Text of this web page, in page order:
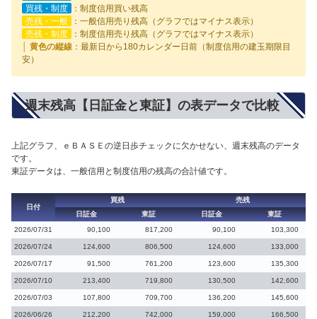
買残・制度
：制度信用買い残高
売残・一般
：一般信用売り残高（グラフではマイナス表示）
売残・制度
：制度信用売り残高（グラフではマイナス表示）
│ 黄色の縦線 ：最新日から180カレンダー日前（制度信用の建玉期限目
安）
週末残高【日証金と東証】の表データで比較
上記グラフ、ｅＢＡＳＥの逆日歩チェックに欠かせない、週末残高のデータ
です。
東証データは、一般信用と制度信用の残高の合計値です。
日付
買残
売残
日証金
東証 日証金
東証
2026/07/31
90,100 817,200 90,100 103,300
2026/07/24 124,600 806,500 124,600 133,000
2026/07/17 91,500 761,200 123,600 135,300
2026/07/10 213,400 719,800 130,500 142,600
2026/07/03 107,800 709,700 136,200 145,600
2026/06/26 212,200 742,000 159,000 166,500